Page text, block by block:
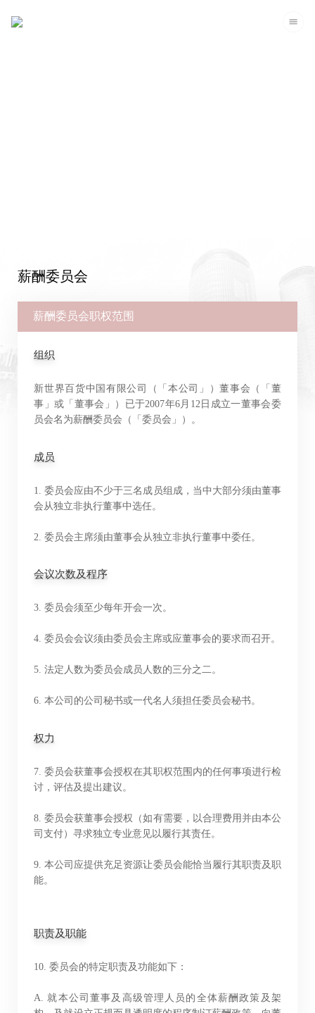
薪酬委员会
薪酬委员会职权范围
组织
新世界百货中国有限公司（「本公司」）董事会（「董
事」或「董事会」）已于2007年6月12日成立一董事会委
员会名为薪酬委员会（「委员会」）。
成员
1. 委员会应由不少于三名成员组成，当中大部分须由董事
会从独立非执行董事中选任。
2. 委员会主席须由董事会从独立非执行董事中委任。
会议次数及程序
3. 委员会须至少每年开会一次。
4. 委员会会议须由委员会主席或应董事会的要求而召开。
5. 法定人数为委员会成员人数的三分之二。
6. 本公司的公司秘书或一代名人须担任委员会秘书。
权力
7. 委员会获董事会授权在其职权范围内的任何事项进行检
讨，评估及提出建议。
8. 委员会获董事会授权（如有需要，以合理费用并由本公
司支付）寻求独立专业意见以履行其责任。
9. 本公司应提供充足资源让委员会能恰当履行其职责及职
能。
职责及职能
10. 委员会的特定职责及功能如下：
A. 就本公司董事及高级管理人员的全体薪酬政策及架